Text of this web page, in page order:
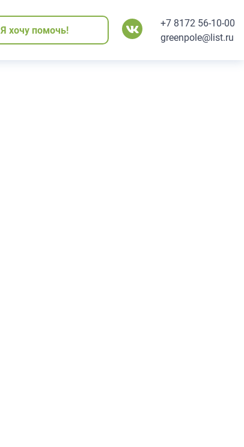
Я хочу помочь!
Я хочу помочь!
Я хочу помочь!
Я хочу помочь!
Я хочу помочь!
+7 8172 56-10-00
greenpole@list.ru